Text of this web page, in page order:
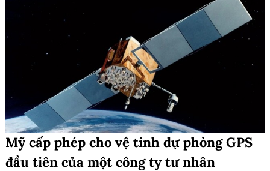
Mỹ cấp phép cho vệ tinh dự phòng GPS
đầu tiên của một công ty tư nhân